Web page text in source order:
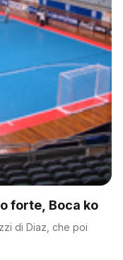
forte, Boca ko
di Diaz, che poi